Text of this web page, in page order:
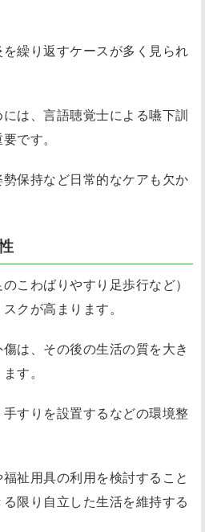
繰り返すケースが多く見られ
は、言語聴覚士による嚥下訓
です。
保持など日常的なケアも欠か
こわばりやすり足歩行など）
クが高まります。
は、その後の生活の質を大き
す。
すりを設置するなどの環境整
祉用具の利用を検討すること
限り自立した生活を維持する